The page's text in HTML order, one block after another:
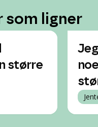
som ligner
større